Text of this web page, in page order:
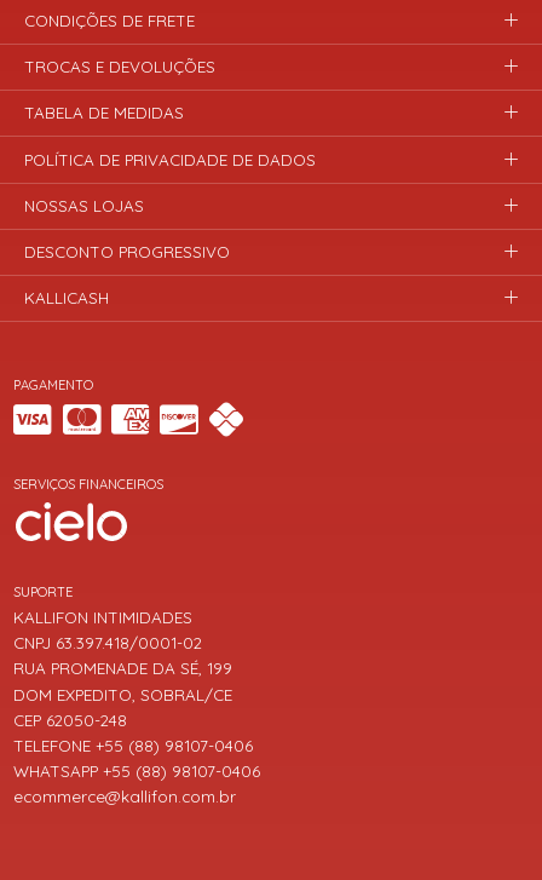
PAGAMENTO
SERVIÇOS FINANCEIROS
SUPORTE
KALLIFON INTIMIDADES
CNPJ 63.397.418/0001-02
RUA PROMENADE DA SÉ, 199
DOM EXPEDITO, SOBRAL/CE
CEP 62050-248
TELEFONE +55 (88) 98107-0406
WHATSAPP +55 (88) 98107-0406
ecommerce@kallifon.com.br
CONDIÇÕES DE FRETE
TROCAS E DEVOLUÇÕES
TABELA DE MEDIDAS
POLÍTICA DE PRIVACIDADE DE DADOS
NOSSAS LOJAS
DESCONTO PROGRESSIVO
KALLICASH